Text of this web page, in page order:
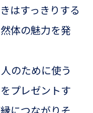
はすっきりする
体の魅力を発
のために使う
プレゼントす